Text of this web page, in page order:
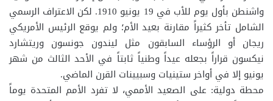
واشنطن بأول يوم للأب في 19 يونيو 1910. لكن الاعتراف الرسمي
الشامل تأخر كثيراً مقارنة بعيد الأم؛ ولم يوقع الرئيس الأمريكي
ريجان أو الرؤساء السابقون مثل ليندون جونسون وريتشارد
نيكسون قراراً بجعله عيداً وطنياً ثابتاً في الأحد الثالث من شهر
يونيو إلا في أواخر ستينيات وسبيينات القرن الماضي.
محطة دولية: على الصعيد الأممي، لا تفرد الأمم المتحدة يوماً